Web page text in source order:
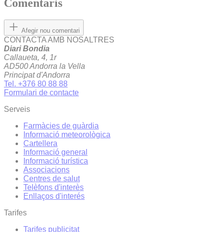
Comentaris
Afegir nou comentari
CONTACTA AMB NOSALTRES
Diari Bondia
Callaueta, 4, 1r
AD500 Andorra la Vella
Principat d'Andorra
Tel. +376 80 88 88
Formulari de contacte
Serveis
Farmàcies de guàrdia
Informació meteorològica
Cartellera
Informació general
Informació turística
Associacions
Centres de salut
Telèfons d'interès
Enllaços d'interés
Tarifes
Tarifes publicitat